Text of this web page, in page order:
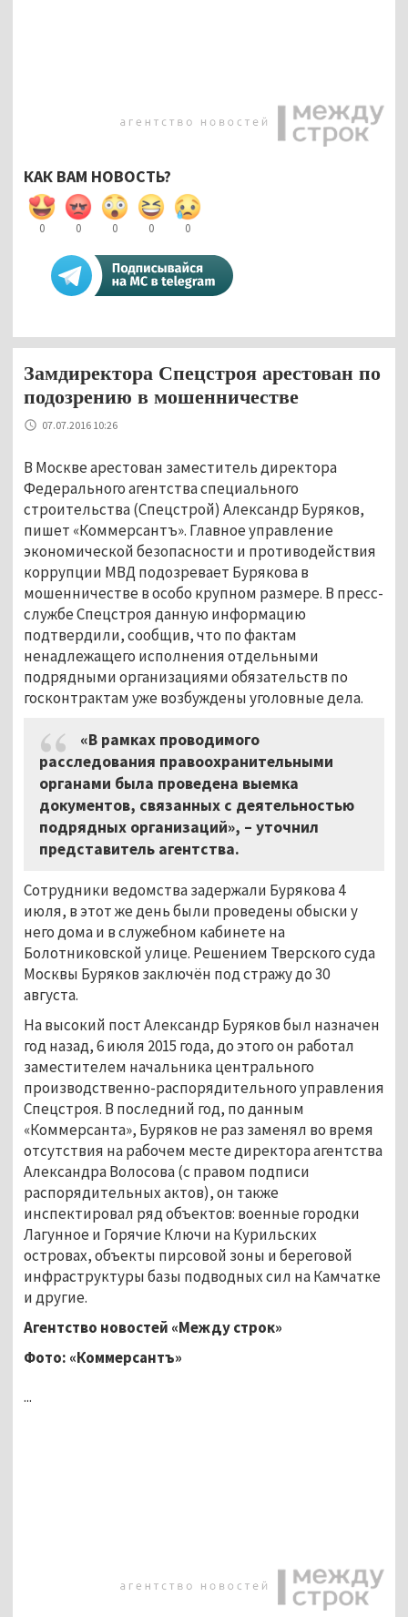
КАК ВАМ НОВОСТЬ?
0 0 0 0 0
Замдиректора Спецстроя арестован по
подозрению в мошенничестве
07.07.2016 10:26
В Москве арестован заместитель директора
Федерального агентства специального
строительства (Спецстрой) Александр Буряков,
пишет «Коммерсантъ». Главное управление
экономической безопасности и противодействия
коррупции МВД подозревает Бурякова в
мошенничестве в особо крупном размере. В пресс-
службе Спецстроя данную информацию
подтвердили, сообщив, что по фактам
ненадлежащего исполнения отдельными
подрядными организациями обязательств по
госконтрактам уже возбуждены уголовные дела.
«В рамках проводимого
расследования правоохранительными
органами была проведена выемка
документов, связанных с деятельностью
подрядных организаций», – уточнил
представитель агентства.
Сотрудники ведомства задержали Бурякова 4
июля, в этот же день были проведены обыски у
него дома и в служебном кабинете на
Болотниковской улице. Решением Тверского суда
Москвы Буряков заключён под стражу до 30
августа.
На высокий пост Александр Буряков был назначен
год назад, 6 июля 2015 года, до этого он работал
заместителем начальника центрального
производственно-распорядительного управления
Спецстроя. В последний год, по данным
«Коммерсанта», Буряков не раз заменял во время
отсутствия на рабочем месте директора агентства
Александра Волосова (с правом подписи
распорядительных актов), он также
инспектировал ряд объектов: военные городки
Лагунное и Горячие Ключи на Курильских
островах, объекты пирсовой зоны и береговой
инфраструктуры базы подводных сил на Камчатке
и другие.
Агентство новостей «Между строк»
Фото: «Коммерсантъ»
...